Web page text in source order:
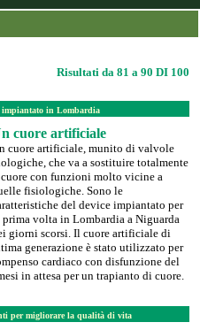
Risultati da 81 a 90 DI 100
impiantato in Lombardia
cuore artificiale
cuore artificiale, munito di valvole
che va a sostituire totalmente
con funzioni molto vicine a
fisiologiche. Sono le
del device impiantato per
prima volta in Lombardia a Niguarda
giorni scorsi. Il cuore artificiale di
generazione è stato utilizzato per
cardiaco con disfunzione del
in attesa per un trapianto di cuore.
per migliorare la qualità di vita